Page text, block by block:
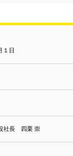
１日
社長 四栗 崇